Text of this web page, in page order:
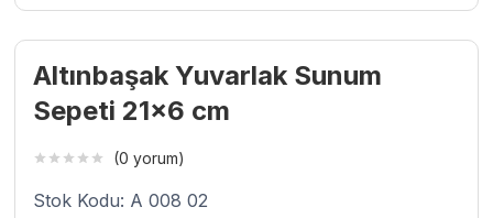
Altınbaşak Yuvarlak Sunum
Sepeti 21×6 cm
(0 yorum)
Stok Kodu: A 008 02